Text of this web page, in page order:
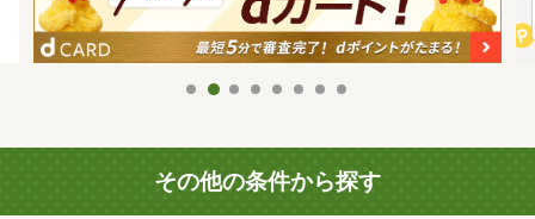
その他の条件から探す